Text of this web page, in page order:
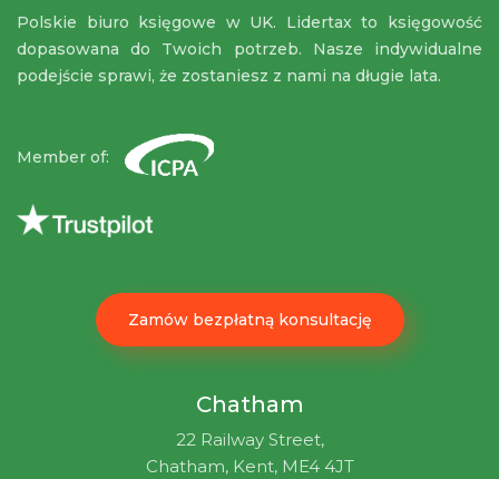
Polskie biuro księgowe w UK. Lidertax to księgowość
dopasowana do Twoich potrzeb. Nasze indywidualne
podejście sprawi, że zostaniesz z nami na długie lata.
Member of:
Zamów bezpłatną konsultację
Chatham
22 Railway Street,
Chatham, Kent, ME4 4JT